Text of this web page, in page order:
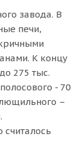
завода. В
печи,
К концу
275 тыс.
- 70
–
считалось